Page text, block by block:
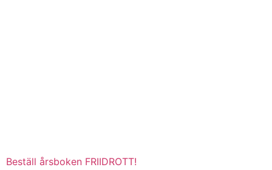
Beställ årsboken FRIIDROTT!